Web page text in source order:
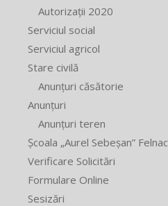
Autorizații 2020
Serviciul social
Serviciul agricol
Stare civilă
Anunțuri căsătorie
Anunțuri
Anunțuri teren
Școala „Aurel Sebeșan” Felnac
Verificare Solicitări
Formulare Online
Sesizări